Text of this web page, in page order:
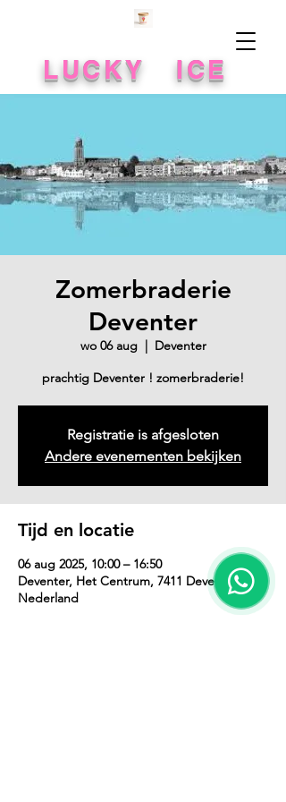
LUCKY ICE
Zomerbraderie
Deventer
wo 06 aug
  |
Deventer
prachtig Deventer ! zomerbraderie!
Registratie is afgesloten
Andere evenementen bekijken
Tijd en locatie
06 aug 2025, 10:00 – 16:50
Deventer, Het Centrum, 7411 Deventer,
Nederland